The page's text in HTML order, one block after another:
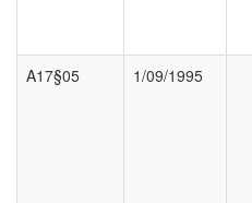
A17§05
1/09/1995